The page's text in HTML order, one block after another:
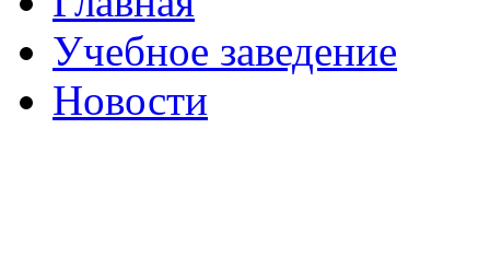
Учебное заведение
Новости